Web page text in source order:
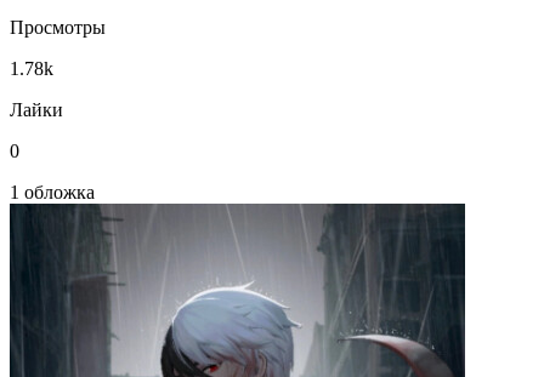
Просмотры
1.78k
Лайки
0
1 обложка